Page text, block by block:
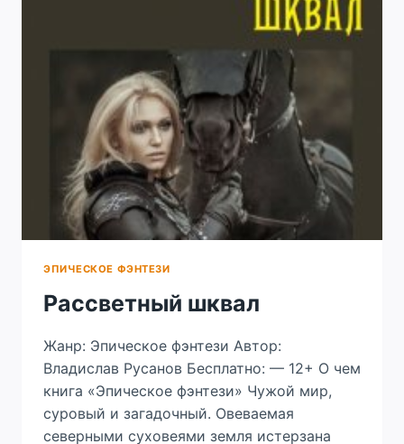
ЭПИЧЕСКОЕ ФЭНТЕЗИ
Рассветный шквал
Жанр: Эпическое фэнтези Автор:
Владислав Русанов Бесплатно: — 12+ О чем
книга «Эпическое фэнтези» Чужой мир,
суровый и загадочный. Овеваемая
северными суховеями земля истерзана